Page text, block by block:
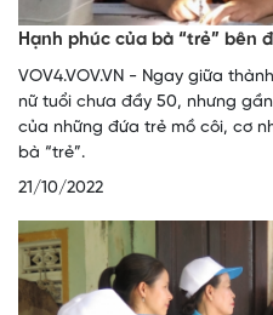
Hạnh phúc của bà “trẻ” bên
VOV4.VOV.VN - Ngay giữa
nữ tuổi chưa đầy 50, nhưng
của những đứa trẻ mồ côi, cơ
bà “trẻ”.
21/10/2022